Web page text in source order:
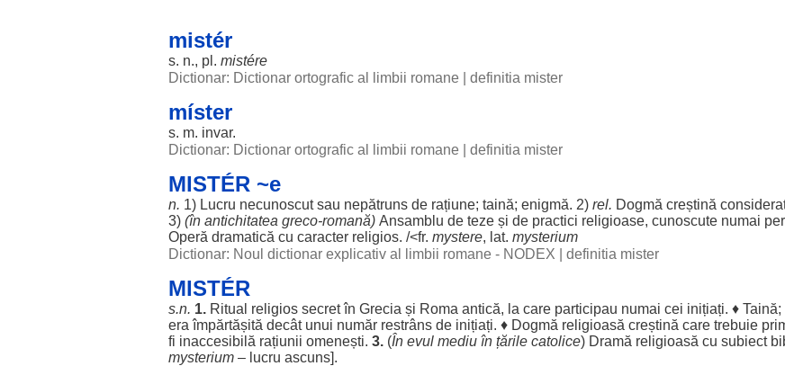
mistér
s. n., pl. mistére
Dictionar: Dictionar ortografic al limbii romane
definitia mister
míster
s. m. invar.
Dictionar: Dictionar ortografic al limbii romane
definitia mister
MISTÉR ~e
n. 1) Lucru necunoscutsau nepătruns de rațiune; taină; enigmă. 2) rel. Dogmă creștină
3) (în antichitatea greco-romană) Ansamblu de teze și de practici religioase, cunoscute numai
Operă dramatică cu caracter religios. /<fr. mystere, lat. mysterium
Dictionar: Noul dictionar explicativ al limbii romane - NODEX
definitia mister
MISTÉR
s.n. 1. Ritual religios secretîn Grecia și Roma antică, la care participau numai cei inițiați. ♦ Taină;
era împărtășită decâtunui număr restrâns de inițiați. ♦ Dogmă religioasă creștină care trebuie
fi inaccesibilă rațiunii omenești. 3. (În evul mediu în țările catolice) Dramă religioasă cu subiect
mysterium – lucru ascuns].